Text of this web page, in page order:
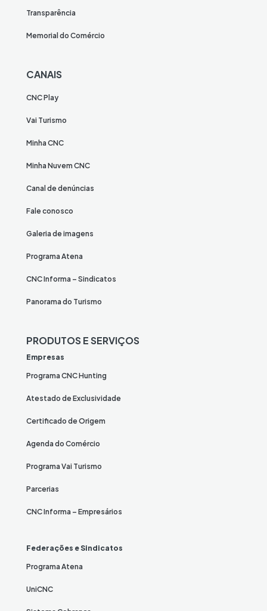
Transparência
Memorial do Comércio
CANAIS
CNC Play
Vai Turismo
Minha CNC
Minha Nuvem CNC
Canal de denúncias
Fale conosco
Galeria de imagens
Programa Atena
CNC Informa – Sindicatos
Panorama do Turismo
PRODUTOS E SERVIÇOS
Empresas
Programa CNC Hunting
Atestado de Exclusividade
Certificado de Origem
Agenda do Comércio
Programa Vai Turismo
Parcerias
CNC Informa – Empresários
Federações e Sindicatos
Programa Atena
UniCNC